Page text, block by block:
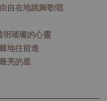
自在地跳舞歌唱
明璀璨的心靈
地往前進
亮的星